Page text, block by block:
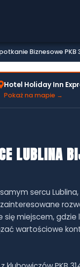
Biznesowe PKB
Hotel Holiday Inn
Pokaż na mapie →
LUBLINA
sercu
miejscem,
wartościowe